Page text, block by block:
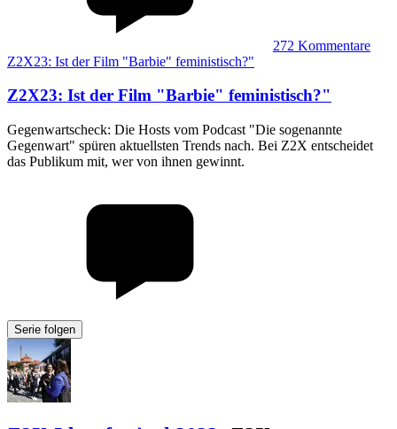
272 Kommentare
Z2X23: Ist der Film "Barbie" feministisch?"
Z2X23: Ist der Film "Barbie" feministisch?"
Gegenwartscheck: Die Hosts vom Podcast "Die sogenannte
Gegenwart" spüren aktuellsten Trends nach. Bei Z2X entscheidet
das Publikum mit, wer von ihnen gewinnt.
Serie folgen